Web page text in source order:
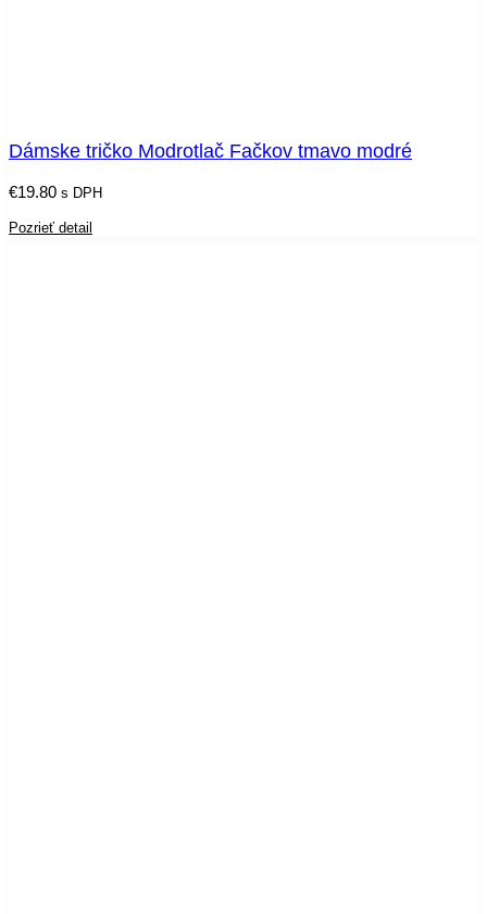
Dámske tričko Modrotlač Fačkov tmavo modré
€19.80 s DPH
Pozrieť detail